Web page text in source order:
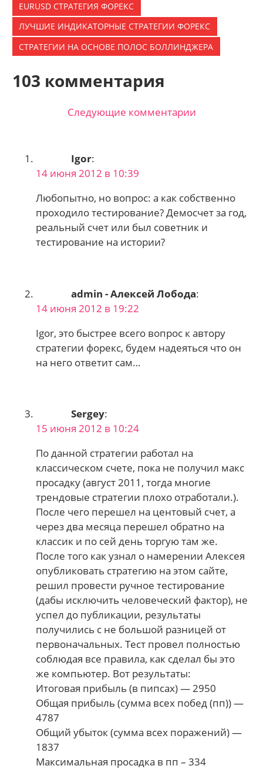
EURUSD СТРАТЕГИЯ ФОРЕКС
ЛУЧШИЕ ИНДИКАТОРНЫЕ CТРАТЕГИИ ФОРЕКС
СТРАТЕГИИ НА ОСНОВЕ ПОЛОС БОЛЛИНДЖЕРА
103 комментария
по
комментариям
Следующие комментарии
Igor:
14 июня 2012 в 10:39
Любопытно, но вопрос: а как собственно
проходило тестирование? Демосчет за год,
реальный счет или был советник и
тестирование на истории?
admin - Алексей Лобода:
14 июня 2012 в 19:22
Igor, это быстрее всего вопрос к автору
стратегии форекс, будем надеяться что он
на него ответит сам…
Sergey:
15 июня 2012 в 10:24
По данной стратегии работал на
классическом счете, пока не получил макс
просадку (август 2011, тогда многие
трендовые стратегии плохо отработали.).
После чего перешел на центовый счет, а
через два месяца перешел обратно на
классик и по сей день торгую там же.
После того как узнал о намерении Алексея
опубликовать стратегию на этом сайте,
решил провести ручное тестирование
(дабы исключить человеческий фактор), не
успел до публикации, результаты
получились с не большой разницей от
первоначальных. Тест провел полностью
соблюдая все правила, как сделал бы это
же компьютер. Вот результаты:
Итоговая прибыль (в пипсах) — 2950
Общая прибыль (сумма всех побед (пп)) —
4787
Общий убыток (сумма всех поражений) —
1837
Максимальная просадка в пп – 334